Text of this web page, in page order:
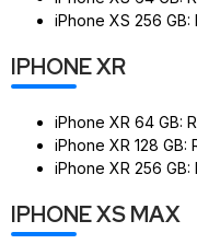
iPhone XS 256 GB:
IPHONE XR
iPhone XR 64 GB:
iPhone XR 128 GB:
iPhone XR 256
IPHONE XS MAX